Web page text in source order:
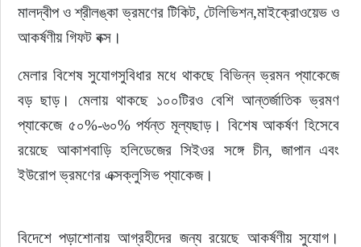
মালদ্বীপ ও শ্রীলঙ্কা ভ্রমণের টিকিট, টেলিভিশন,মাইক্রোওয়েভ ও
আকর্ষণীয় গিফট বক্স।
মেলার বিশেষ সুযোগসুবিধার মধে থাকছে বিভিন্ন ভ্রমন প্যাকেজে
বড় ছাড়। মেলায় থাকছে ১০০টিরও বেশি আন্তর্জাতিক ভ্রমণ
প্যাকেজে ৫০%-৬০% পর্যন্ত মূল্যছাড়। বিশেষ আকর্ষণ হিসেবে
রয়েছে আকাশবাড়ি হলিডেজের সিইওর সঙ্গে চীন, জাপান এবং
ইউরোপ ভ্রমণের এক্সক্লুসিভ প্যাকেজ।
বিদেশে পড়াশোনায় আগ্রহীদের জন্য রয়েছে আকর্ষণীয় সুযোগ।